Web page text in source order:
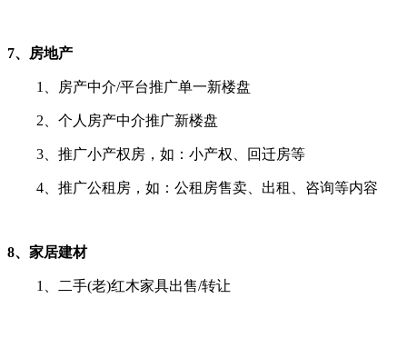
7、房地产
1、房产中介/平台推广单一新楼盘
2、个人房产中介推广新楼盘
3、推广小产权房，如：小产权、回迁房等
4、推广公租房，如：公租房售卖、出租、咨询等内容
8、家居建材
1、二手(老)红木家具出售/转让